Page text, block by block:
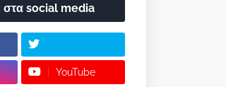
στα social media
YouTube